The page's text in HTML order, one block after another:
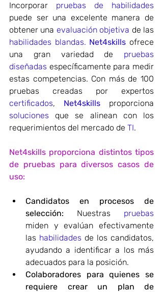
Incorporar pruebas de habilidades
puede ser una excelente manera de
obtener una evaluación objetiva
habilidades blandas. Net4skills ofrece
una gran variedad de pruebas
diseñadas específicamente para medir
estas competencias. Con más de 100
certificados, Net4skills
soluciones que se alinean con los
requerimientos del mercado de TI.
Net4skills proporciona distintos tipos
de pruebas para diversos casos de
uso:
Candidatos en procesos de
selección: Nuestras pruebas
miden y evalúan efectivamente
las habilidades de los candidatos,
ayudando a identificar a los más
adecuados para la posición.
Colaboradores para quienes se
requiere crear un plan de